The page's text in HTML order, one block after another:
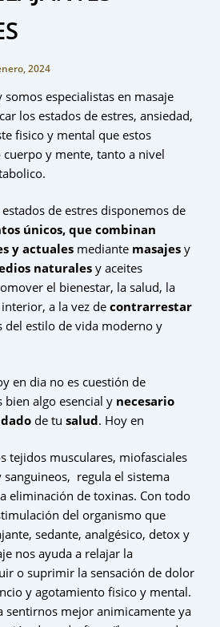
2024
especialistas en masaje
los estados de estres, ansiedad,
fisico y mental que estos
y mente, tanto a nivel
de estres disponemos de
únicos, que combinan
y actuales mediante masajes y
naturales y aceites
el bienestar, la salud, la
a la vez decontrarrestar
del estilo de vida moderno y
en dia no es cuestión de
bien algo esencial y necesario
de tusalud. Hoy en
tejidos musculares, miofasciales
regula el sistema
eliminación de toxinas. Con todo
del organismo que
sedante, analgésico, detox y
nos ayuda a relajar la
o suprimir la sensación de dolor
y agotamiento fisico y mental.
sentirnos mejor animicamente ya